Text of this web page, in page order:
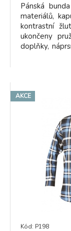
Pánská
materiálů,
kontrastní
ukončeny
doplňky,
AKCE
Kód: P198